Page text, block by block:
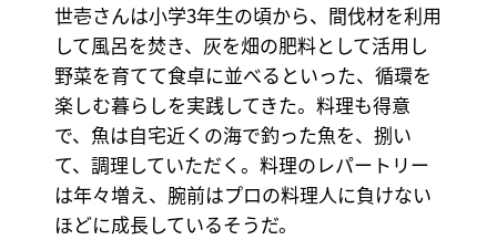
世壱さんは小学3年生の頃から、間伐材を利用
して風呂を焚き、灰を畑の肥料として活用し
野菜を育てて食卓に並べるといった、循環を
楽しむ暮らしを実践してきた。料理も得意
で、魚は自宅近くの海で釣った魚を、捌い
て、調理していただく。料理のレパートリー
は年々増え、腕前はプロの料理人に負けない
ほどに成長しているそうだ。